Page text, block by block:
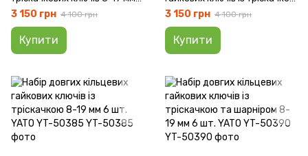
шт. YATO YT-01344
3 150 грн 4 100 грн
Купити
та шарнірним з'єднанням 6
3 150 грн 4 100 грн
Купити